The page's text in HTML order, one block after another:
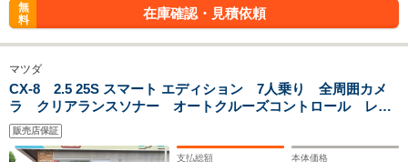
無
料
在庫確認・見積依頼
マツダ
CX-8 2.5 25S スマート エディション 7人乗り 全周囲カメ
ラ クリアランスソナー オートクルーズコントロール レー
ンアシスト 衝突被害軽減システム 電動リアゲート ETC
車載器 Bluetoothオーディオ TV シートヒーター
販売店保証
支払総額 本体価格